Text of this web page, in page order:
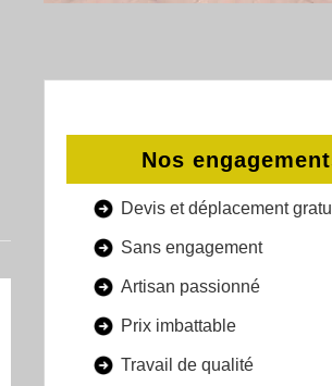
Nos
Devis et déplacement
Sans engagement
Artisan passionné
Prix imbattable
Travail de qualité